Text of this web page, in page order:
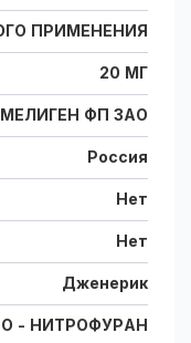
ПРИМЕНЕНИЯ
20 МГ
МЕЛИГЕН ФП ЗАО
Россия
Нет
Нет
Дженерик
- НИТРОФУРАН